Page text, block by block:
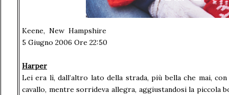
Keene, New Hampshire
5 Giugno 2006 Ore 22:50
Harper
Lei era lì, dall’altro lato della strada, più bella che mai,
cavallo, mentre sorrideva allegra, aggiustandosi la piccola